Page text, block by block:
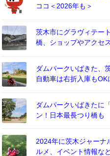
ココ＜2026年も＞
茨木市にグラヴィテー
橋、ショップやアクセ
ダムパークいばきた、
自動車は右折入庫もOK
ダムパークいばきたに
ン！日本最長つり橋も
2024年に茨木ジャーナ
ルメ、イベント情報な